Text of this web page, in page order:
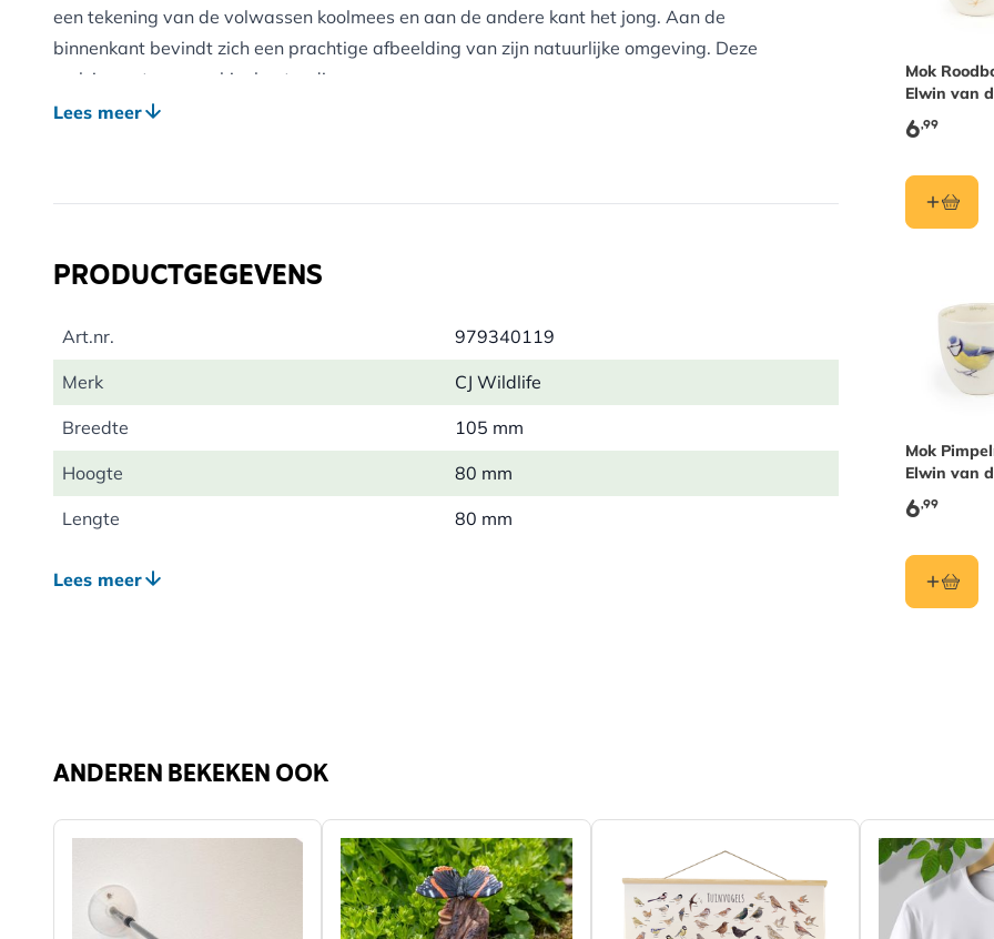
Mok
Elwin van
6,99
Mok
Elwin van
6,99
een tekening van de volwassen koolmees en aan de andere kant het jong. Aan de
binnenkant bevindt zich een prachtige afbeelding van zijn natuurlijke omgeving. Deze
mok is vaatwasmachinebestendig.
Elwin van der Kolk, de Nederlandse bioloog en natuurschilder, werd al op jonge leeftijd
manier vast te leggen dat de kijker aangemoedigd wordt om de natuur te bewonderen
Lees meer
PRODUCTGEGEVENS
Art.nr. 979340119
Merk CJ Wildlife
Breedte 105 mm
Hoogte 80 mm
Lengte 80 mm
Lees meer
ANDEREN BEKEKEN OOK